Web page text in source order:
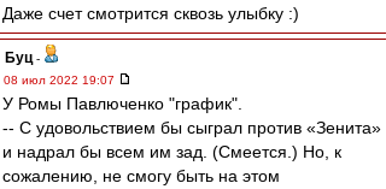
Даже счет смотрится сквозь улыбку :)
Буц -
08 июл 2022 19:07
У Ромы Павлюченко "график".
-- С удовольствием бы сыграл против «Зенита»
и надрал бы всем им зад. (Смеется.) Но, к
сожалению, не смогу быть на этом